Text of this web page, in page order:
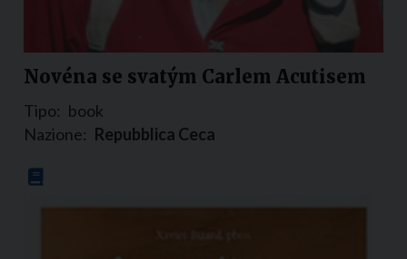
Novéna se svatým Carlem Acutisem
Tipo: book
Nazione: Repubblica Ceca